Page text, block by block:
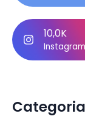
10,0K
Instagram